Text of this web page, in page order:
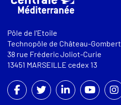
Pôle de l'Etoile
Technopôle de Château-Gombert
38 rue Fréderic Joliot-Curie
13451 MARSEILLE cedex 13